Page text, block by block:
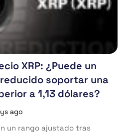
XRP: ¿Puede un
soportar una
a 1,13 dólares?
ago
un rango ajustado tras